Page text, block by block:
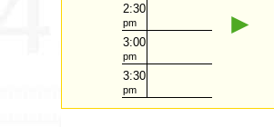
2:30
pm
3:00
pm
3:30
pm
►